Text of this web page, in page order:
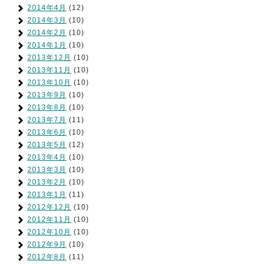
2014年4月 (12)
2014年3月 (10)
2014年2月 (10)
2014年1月 (10)
2013年12月 (10)
2013年11月 (10)
2013年10月 (10)
2013年9月 (10)
2013年8月 (10)
2013年7月 (11)
2013年6月 (10)
2013年5月 (12)
2013年4月 (10)
2013年3月 (10)
2013年2月 (10)
2013年1月 (11)
2012年12月 (10)
2012年11月 (10)
2012年10月 (10)
2012年9月 (10)
2012年8月 (11)